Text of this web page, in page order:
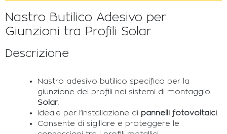
Nastro Butilico Adesivo per
Giunzioni tra Profili Solar
Descrizione
Nastro adesivo butilico specifico per la
giunzione dei profili nei sistemi di montaggio
Solar.
Ideale per l’installazione di pannelli fotovoltaici.
Consente di sigillare e proteggere le